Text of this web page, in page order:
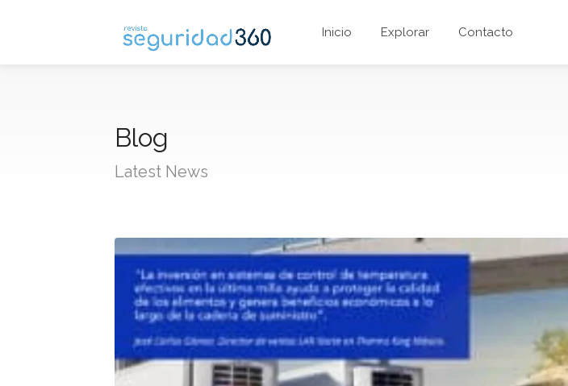
Inicio Explorar Contacto
Blog
Latest News